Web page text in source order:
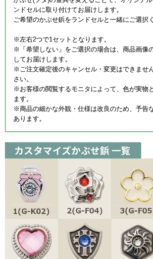
ンドセルに取り付けてお届けします。
ご希望のかぶせ鋲をランドセルと一緒にご選択
※左右2つで1セットとなります。
※「希望しない」をご選択の場合は、商品画像
してお届けします。
※ご注文確定後のキャンセル・変更はできませ
さい。
※お客様の閲覧するモニタによって、色が実物
ます。
※商品の細かな外観・仕様は改良のため、予告
あります。